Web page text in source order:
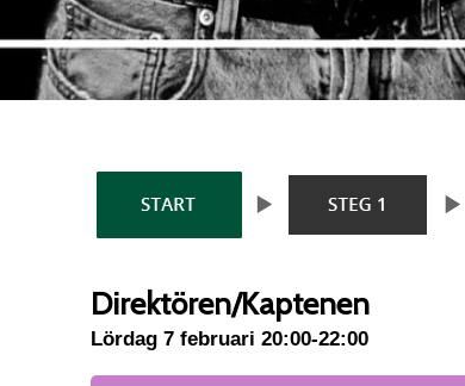
Direktören/Kaptenen
Lördag 7 februari 20:00-22:00